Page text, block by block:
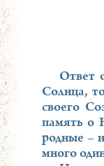
Ответ
Солнца,
своего
память о
родные –
много